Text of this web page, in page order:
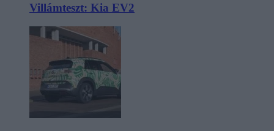
Villámteszt: Kia EV2